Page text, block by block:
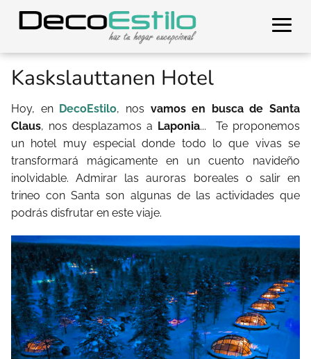
Kaskslauttanen Hotel
Hoy, en DecoEstilo, nos vamos en busca de Santa
Claus, nos desplazamos a Laponia... Te proponemos
un hotel muy especial donde todo lo que vivas se
transformará mágicamente en un cuento navideño
inolvidable. Admirar las auroras boreales o salir en
trineo con Santa son algunas de las actividades que
podrás disfrutar en este viaje.